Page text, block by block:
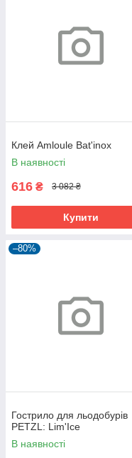
Клей Amloule Bat'inox
В наявності
616 ₴ 3 082 ₴
Купити
–80%
Гострило для льодобурів
PETZL: Lim'Ice
В наявності